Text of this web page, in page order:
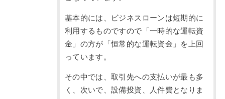
基本的には、ビジネスローンは短期的に
利用するものですので「一時的な運転資
金」の方が「恒常的な運転資金」を上回
っています。
その中では、取引先への支払いが最も多
く、次いで、設備投資、人件費となりま